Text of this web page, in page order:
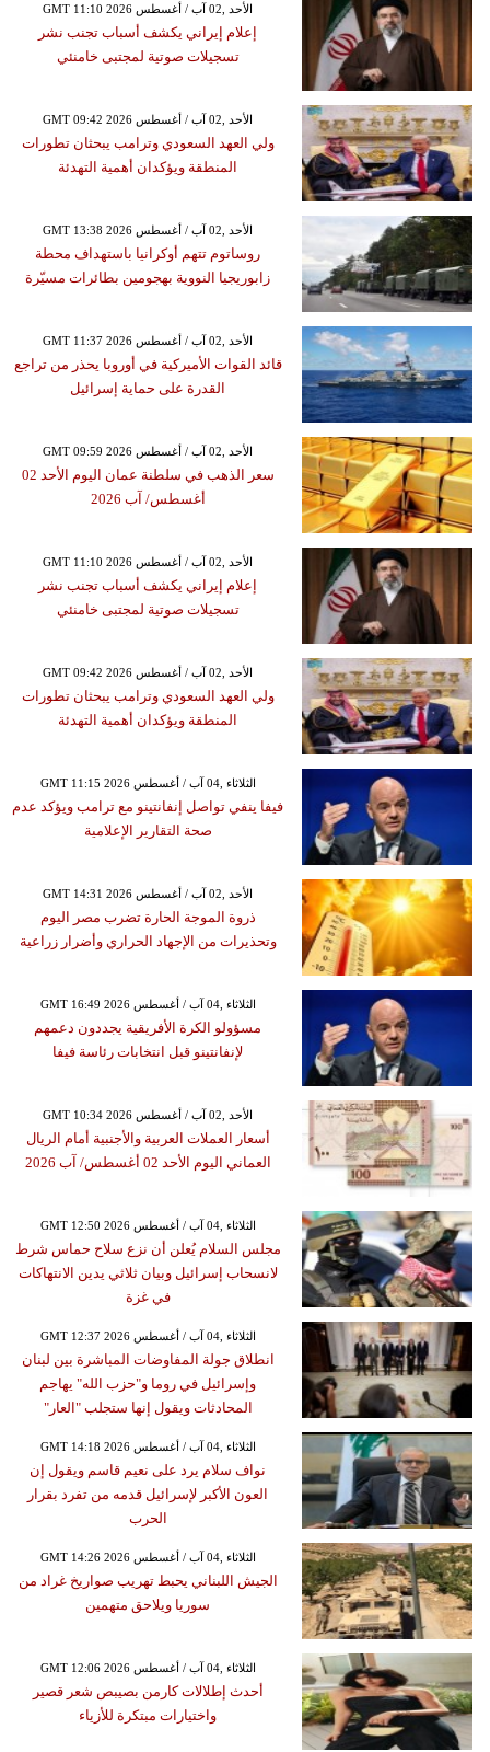
GMT 11:10 2026 الأحد ,02 آب / أغسطس
إعلام إيراني يكشف أسباب تجنب نشر
تسجيلات صوتية لمجتبى خامنئي
GMT 09:42 2026 الأحد ,02 آب / أغسطس
ولي العهد السعودي وترامب يبحثان تطورات
المنطقة ويؤكدان أهمية التهدئة
GMT 13:38 2026 الأحد ,02 آب / أغسطس
روساتوم تتهم أوكرانيا باستهداف محطة
زابوريجيا النووية بهجومين بطائرات مسيّرة
GMT 11:37 2026 الأحد ,02 آب / أغسطس
قائد القوات الأميركية في أوروبا يحذر من تراجع
القدرة على حماية إسرائيل
GMT 09:59 2026 الأحد ,02 آب / أغسطس
سعر الذهب في سلطنة عمان اليوم الأحد 02
أغسطس/ آب 2026
GMT 11:10 2026 الأحد ,02 آب / أغسطس
إعلام إيراني يكشف أسباب تجنب نشر
تسجيلات صوتية لمجتبى خامنئي
GMT 09:42 2026 الأحد ,02 آب / أغسطس
ولي العهد السعودي وترامب يبحثان تطورات
المنطقة ويؤكدان أهمية التهدئة
GMT 11:15 2026 الثلاثاء ,04 آب / أغسطس
فيفا ينفي تواصل إنفانتينو مع ترامب ويؤكد عدم
صحة التقارير الإعلامية
GMT 14:31 2026 الأحد ,02 آب / أغسطس
ذروة الموجة الحارة تضرب مصر اليوم
وتحذيرات من الإجهاد الحراري وأضرار زراعية
GMT 16:49 2026 الثلاثاء ,04 آب / أغسطس
مسؤولو الكرة الأفريقية يجددون دعمهم
لإنفانتينو قبل انتخابات رئاسة فيفا
GMT 10:34 2026 الأحد ,02 آب / أغسطس
أسعار العملات العربية والأجنبية أمام الريال
العماني اليوم الأحد 02 أغسطس/ آب 2026
GMT 12:50 2026 الثلاثاء ,04 آب / أغسطس
مجلس السلام يُعلن أن نزع سلاح حماس شرط
لانسحاب إسرائيل وبيان ثلاثي يدين الانتهاكات
في غزة
GMT 12:37 2026 الثلاثاء ,04 آب / أغسطس
انطلاق جولة المفاوضات المباشرة بين لبنان
وإسرائيل في روما و"حزب الله" يهاجم
المحادثات ويقول إنها ستجلب "العار"
GMT 14:18 2026 الثلاثاء ,04 آب / أغسطس
نواف سلام يرد على نعيم قاسم ويقول إن
العون الأكبر لإسرائيل قدمه من تفرد بقرار
الحرب
GMT 14:26 2026 الثلاثاء ,04 آب / أغسطس
الجيش اللبناني يحبط تهريب صواريخ غراد من
سوريا ويلاحق متهمين
GMT 12:06 2026 الثلاثاء ,04 آب / أغسطس
أحدث إطلالات كارمن بصيبص شعر قصير
واختيارات مبتكرة للأزياء